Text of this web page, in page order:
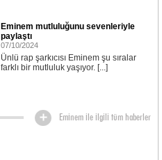
Eminem mutluluğunu sevenleriyle
paylaştı
07/10/2024
Ünlü rap şarkıcısı Eminem şu sıralar
farklı bir mutluluk yaşıyor. [...]
Eminem ile ilgili tüm haberler